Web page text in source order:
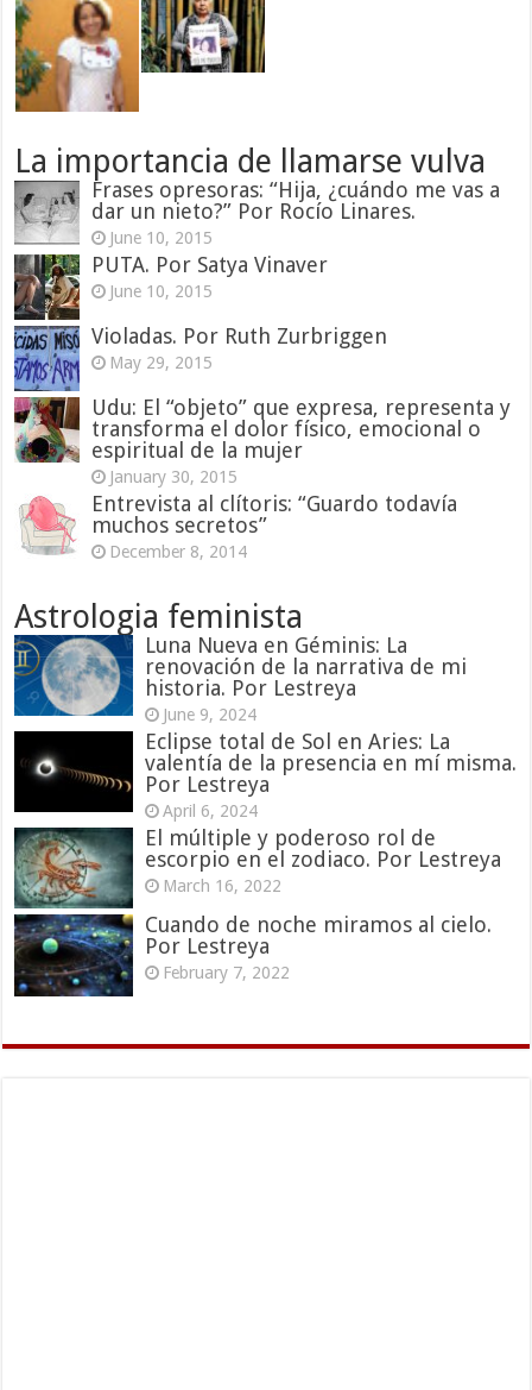
La importancia de llamarse vulva
Frases opresoras: “Hija, ¿cuándo me vas a
dar un nieto?” Por Rocío Linares.
June 10, 2015
PUTA. Por Satya Vinaver
June 10, 2015
Violadas. Por Ruth Zurbriggen
May 29, 2015
Udu: El “objeto” que expresa, representa y
transforma el dolor físico, emocional o
espiritual de la mujer
January 30, 2015
Entrevista al clítoris: “Guardo todavía
muchos secretos”
December 8, 2014
Astrologia feminista
Luna Nueva en Géminis: La
renovación de la narrativa de mi
historia. Por Lestreya
June 9, 2024
Eclipse total de Sol en Aries: La
valentía de la presencia en mí misma.
Por Lestreya
April 6, 2024
El múltiple y poderoso rol de
escorpio en el zodiaco. Por Lestreya
March 16, 2022
Cuando de noche miramos al cielo.
Por Lestreya
February 7, 2022